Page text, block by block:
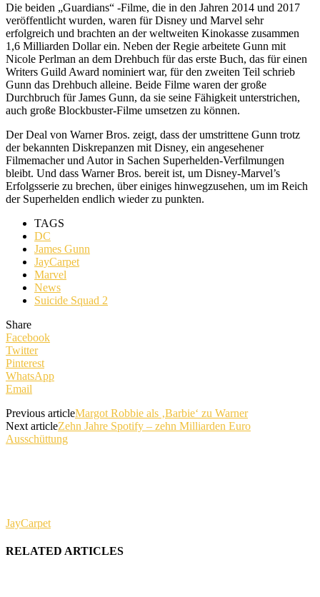
Die beiden „Guardians“ -Filme, die in den Jahren 2014 und 2017
veröffentlicht wurden, waren für Disney und Marvel sehr
erfolgreich und brachten an der weltweiten Kinokasse zusammen
1,6 Milliarden Dollar ein. Neben der Regie arbeitete Gunn mit
Nicole Perlman an dem Drehbuch für das erste Buch, das für einen
Writers Guild Award nominiert war, für den zweiten Teil schrieb
Gunn das Drehbuch alleine. Beide Filme waren der große
Durchbruch für James Gunn, da sie seine Fähigkeit unterstrichen,
auch große Blockbuster-Filme umsetzen zu können.
Der Deal von Warner Bros. zeigt, dass der umstrittene Gunn trotz
der bekannten Diskrepanzen mit Disney, ein angesehener
Filmemacher und Autor in Sachen Superhelden-Verfilmungen
bleibt. Und dass Warner Bros. bereit ist, um Disney-Marvel’s
Erfolgsserie zu brechen, über einiges hinwegzusehen, um im Reich
der Superhelden endlich wieder zu punkten.
TAGS
DC
James Gunn
JayCarpet
Marvel
News
Suicide Squad 2
Share
Facebook
Twitter
Pinterest
WhatsApp
Email
Previous articleMargot Robbie als ‚Barbie‘ zu Warner
Next articleZehn Jahre Spotify – zehn Milliarden Euro
Ausschüttung
JayCarpet
RELATED ARTICLES